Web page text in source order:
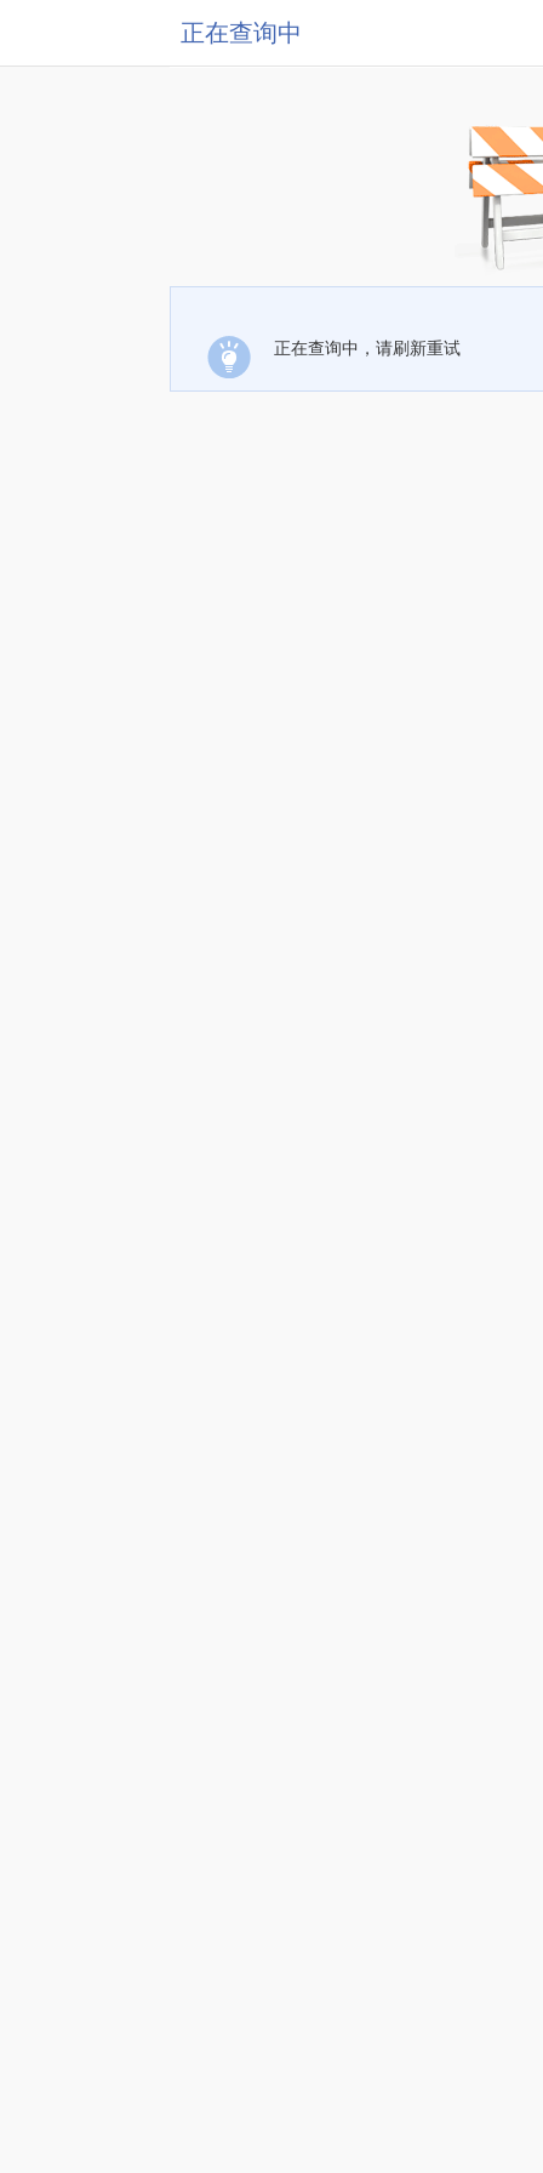
正在查询中
正在查询中，请刷新重试